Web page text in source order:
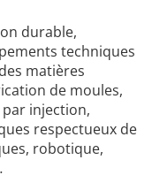
durable,
techniques
matières
de moules,
injection,
respectueux de
robotique,